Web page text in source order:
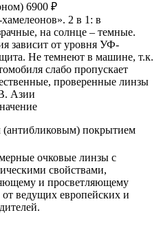
6900 ₽
2 в 1: в
на солнце – темные.
зависит от уровня УФ-
Не темнеют в машине, т.к.
слабо пропускает
проверенные линзы
Азии
покрытием
очковые линзы с
свойствами,
и просветляющему
ведущих европейских и